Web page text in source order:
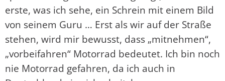
erste, was ich sehe, ein Schrein mit einem Bild
von seinem Guru … Erst als wir auf der Straße
stehen, wird mir bewusst, dass „mitnehmen“,
„vorbeifahren“ Motorrad bedeutet. Ich bin noch
nie Motorrad gefahren, da ich auch in